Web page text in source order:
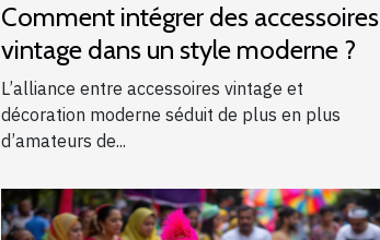
Comment intégrer des accessoires
vintage dans un style moderne ?
L’alliance entre accessoires vintage et
décoration moderne séduit de plus en plus
d’amateurs de...